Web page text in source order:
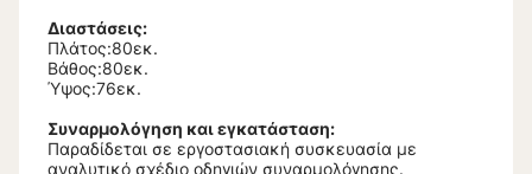
Διαστάσεις:
Πλάτος:80εκ.
Βάθος:80εκ.
Ύψος:76εκ.
Συναρμολόγηση και εγκατάσταση:
Παραδίδεται σε εργοστασιακή συσκευασία με
αναλυτικό σχέδιο οδηγιών συναρμολόγησης.